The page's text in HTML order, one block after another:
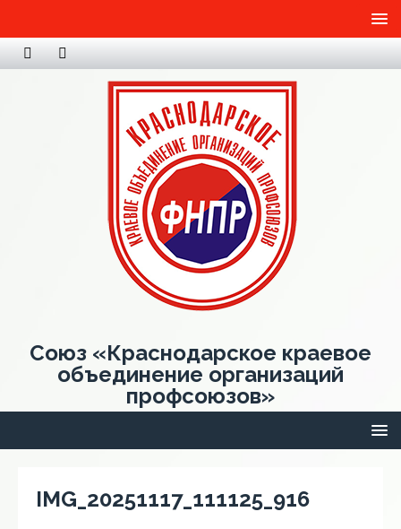
Союз «Краснодарское краевое
объединение организаций
профсоюзов»
IMG_20251117_111125_916